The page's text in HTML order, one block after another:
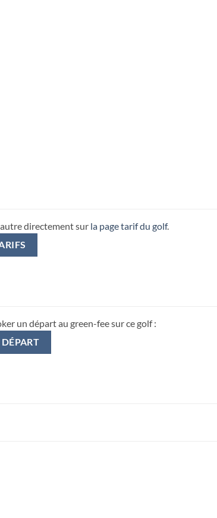
directement sur la page tarif du golf.
un départ au green-fee sur ce golf :
DÉPART